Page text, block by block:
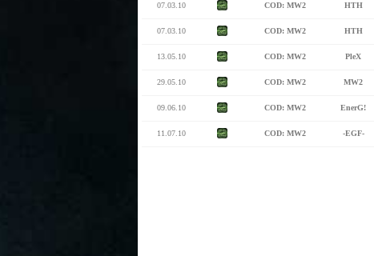
07.03.10 COD: MW2 HTH
07.03.10 COD: MW2 HTH
13.05.10 COD: MW2 PleX
29.05.10 COD: MW2 MW2
09.06.10 COD: MW2 EnerG!
11.07.10 COD: MW2 -EGF-